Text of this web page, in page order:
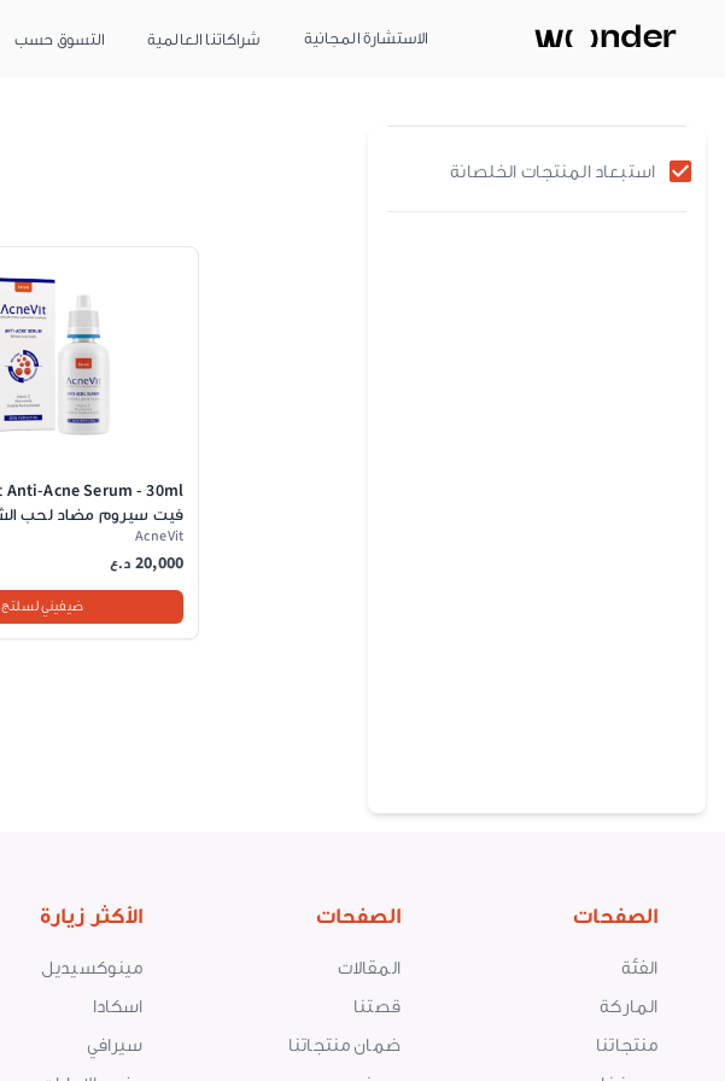
التسوق حسب شراكاتنا العالمية الاستشارة المجانية
استبعاد المنتجات الخلصانة
فيت سيروم مضاد لحب الشباب - 30 مل
AcneVit
20,000 د.ع
ضيفيني لسلتج
الصفحات
الفئة
الماركة
منتجاتنا
الصفحات
المقالات
قصتنا
ضمان منتجاتنا
الأكثر زيارة
مينوكسيديل
اسكادا
سيرافي